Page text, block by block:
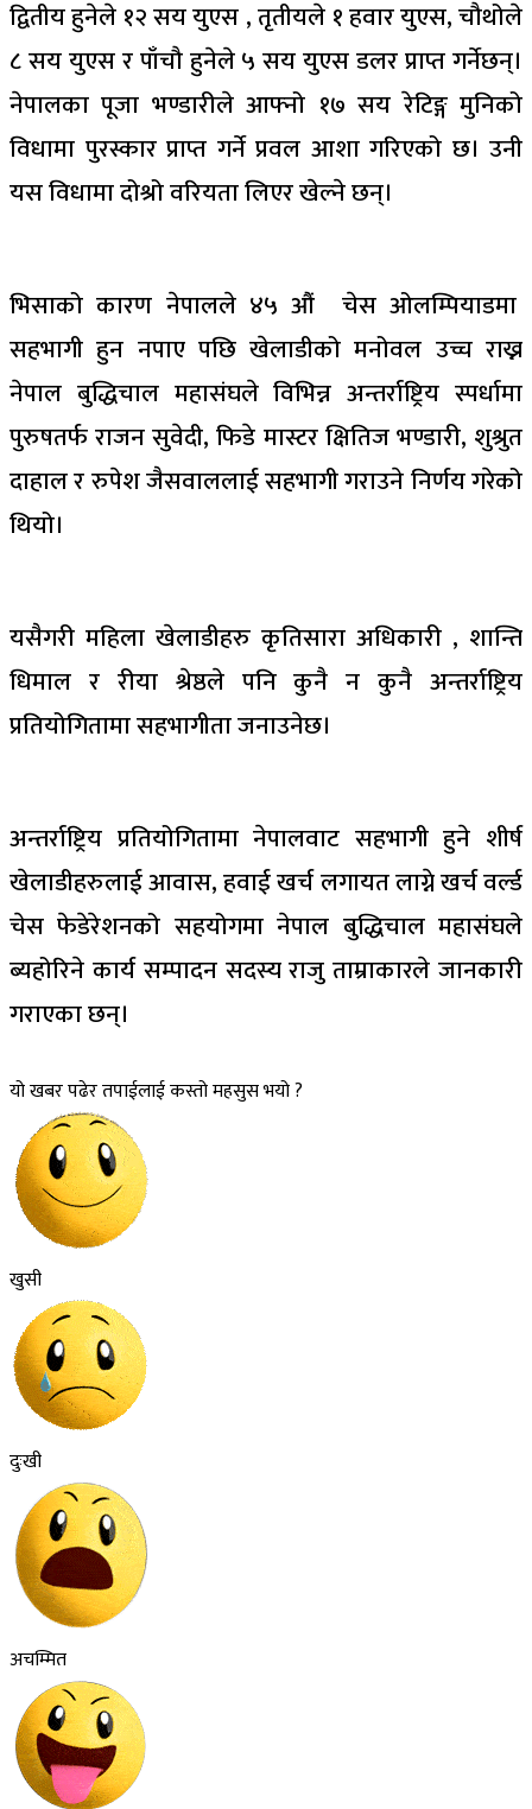
द्वितीय हुनेले १२ सय युएस , तृतीयले १ हवार युएस, चौथोले
८ सय युएस र पाँचौ हुनेले ५ सय युएस डलर प्राप्त गर्नेछन्।
नेपालका पूजा भण्डारीले आफ्नो १७ सय रेटिङ्ग मुनिको
विधामा पुरस्कार प्राप्त गर्ने प्रवल आशा गरिएको छ। उनी
यस विधामा दोश्रो वरियता लिएर खेल्ने छन्।
भिसाको कारण नेपालले ४५ औं चेस ओलम्पियाडमा
सहभागी हुन नपाए पछि खेलाडीको मनोवल उच्च राख्न
नेपाल बुद्धिचाल महासंघले विभिन्न अन्तर्राष्ट्रिय स्पर्धामा
पुरुषतर्फ राजन सुवेदी, फिडे मास्टर क्षितिज भण्डारी, शुश्रुत
दाहाल र रुपेश जैसवाललाई सहभागी गराउने निर्णय गरेको
थियो।
यसैगरी महिला खेलाडीहरु कृतिसारा अधिकारी , शान्ति
धिमाल र रीया श्रेष्ठले पनि कुनै न कुनै अन्तर्राष्ट्रिय
प्रतियोगितामा सहभागीता जनाउनेछ।
अन्तर्राष्ट्रिय प्रतियोगितामा नेपालवाट सहभागी हुने शीर्ष
खेलाडीहरुलाई आवास, हवाई खर्च लगायत लाग्ने खर्च वर्ल्ड
चेस फेडेरेशनको सहयोगमा नेपाल बुद्धिचाल महासंघले
ब्यहोरिने कार्य सम्पादन सदस्य राजु ताम्राकारले जानकारी
गराएका छन्।
यो खबर पढेर तपाईलाई कस्तो महसुस भयो ?
खुसी
दुःखी
अचम्मित